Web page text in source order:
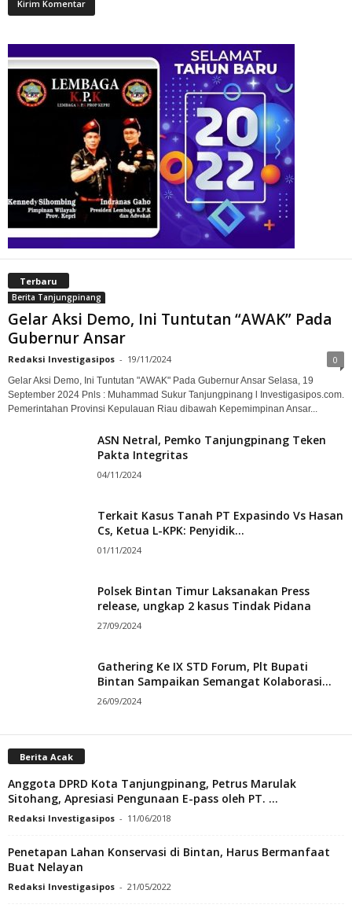
Terbaru
Berita Tanjungpinang
Gelar Aksi Demo, Ini Tuntutan “AWAK” Pada
Gubernur Ansar
Redaksi Investigasipos - 19/11/2024 0
Gelar Aksi Demo, Ini Tuntutan "AWAK" Pada Gubernur Ansar Selasa, 19
September 2024 Pnls : Muhammad Sukur Tanjungpinang l Investigasipos.com.
Pemerintahan Provinsi Kepulauan Riau dibawah Kepemimpinan Ansar...
ASN Netral, Pemko Tanjungpinang Teken
Pakta Integritas
04/11/2024
Terkait Kasus Tanah PT Expasindo Vs Hasan
Cs, Ketua L-KPK: Penyidik...
01/11/2024
Polsek Bintan Timur Laksanakan Press
release, ungkap 2 kasus Tindak Pidana
27/09/2024
Gathering Ke IX STD Forum, Plt Bupati
Bintan Sampaikan Semangat Kolaborasi...
26/09/2024
Berita Acak
Anggota DPRD Kota Tanjungpinang, Petrus Marulak
Sitohang, Apresiasi Pengunaan E-pass oleh PT. ...
Redaksi Investigasipos - 11/06/2018
Penetapan Lahan Konservasi di Bintan, Harus Bermanfaat
Buat Nelayan
Redaksi Investigasipos - 21/05/2022